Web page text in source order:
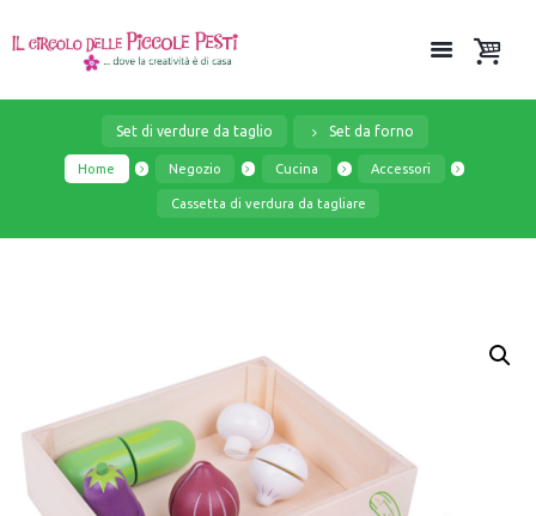
Set di verdure da taglio Set da forno
Home Negozio Cucina Accessori
Cassetta di verdura da tagliare